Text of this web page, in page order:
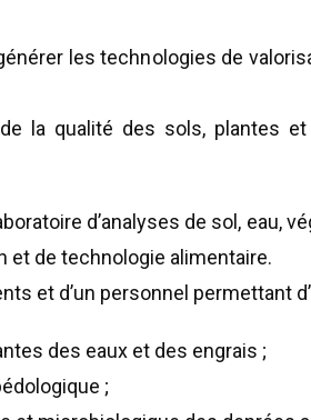
les technologies de
la qualité des sols, plantes
d’analyses de sol, eau,
et de technologie alimentaire.
et d’un personnel permettant
des eaux et des engrais ;
;